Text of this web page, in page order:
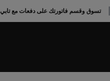
تسوق وقسم فاتورتك على دفعات مع تابي